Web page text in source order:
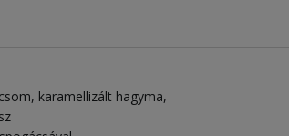
karamellizált hagyma,